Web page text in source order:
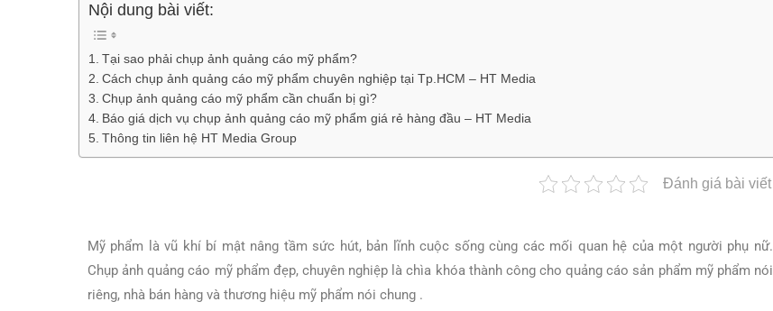
Nội dung bài viết:
Tại sao phải chụp ảnh quảng cáo mỹ phẩm?
Cách chụp ảnh quảng cáo mỹ phẩm chuyên nghiệp tại Tp.HCM – HT Media
Chụp ảnh quảng cáo mỹ phẩm cần chuẩn bị gì?
Báo giá dịch vụ chụp ảnh quảng cáo mỹ phẩm giá rẻ hàng đầu – HT Media
Thông tin liên hệ HT Media Group
Đánh giá bài viết
Mỹ phẩm là vũ khí bí mật nâng tầm sức hút, bản lĩnh cuộc sống cùng các mối quan hệ của một người phụ nữ.
Chụp ảnh quảng cáo mỹ phẩm đẹp, chuyên nghiệp là chìa khóa thành công cho quảng cáo sản phẩm mỹ phẩm nói
riêng, nhà bán hàng và thương hiệu mỹ phẩm nói chung .